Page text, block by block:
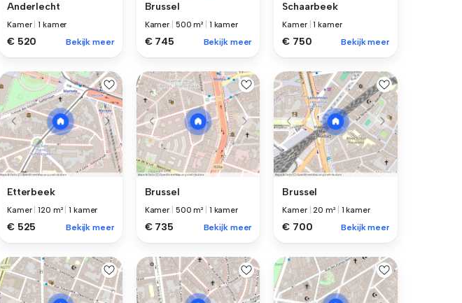
Anderlecht
Kamer |1 kamer
€ 520 Bekijk meer
Brussel
Kamer 500 m² 1 kamer
€ 745 Bekijk meer
Schaarbeek
Kamer |1 kamer
€ 750 Bekijk meer
Etterbeek
Kamer |120 m² |1 kamer
€ 525 Bekijk meer
Brussel
Kamer 500 m² 1 kamer
€ 735 Bekijk meer
Brussel
Kamer |20 m² 1 kamer
€ 700 Bekijk meer